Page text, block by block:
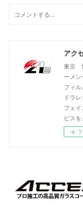
東京
ーメ
フィ
ドラ
フェ
ビスを